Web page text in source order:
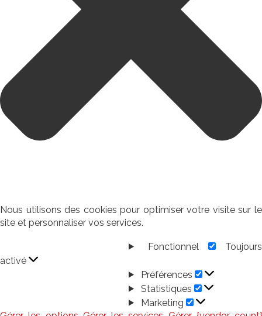
Nous utilisons des cookies pour optimiser votre visite sur le
site et personnaliser vos services.
Fonctionnel
Toujours
activé
Préférences
Statistiques
Marketing